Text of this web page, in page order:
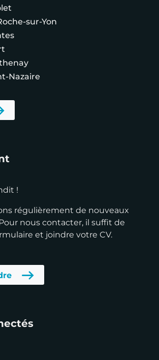
sur-Yon
Nazaire
!
régulièrement de nouveaux
nous contacter, il suffit de
et joindre votre CV.